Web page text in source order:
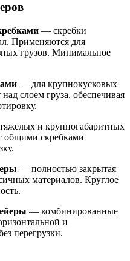
— скребки
Применяются для
грузов. Минимальное
— для крупнокусковых
слоем груза, обеспечивая
и крупногабаритных
общими скребками
— полностью закрытая
материалов. Круглое
— комбинированные
и
перегрузки.